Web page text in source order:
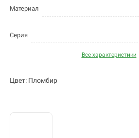
Материал
Серия
Все характеристики
Цвет: Пломбир